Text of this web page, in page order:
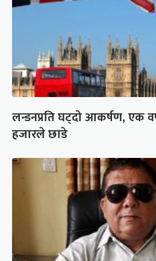
लन्डनप्रति घट्दो आकर्षण, एक
हजारले छाडे